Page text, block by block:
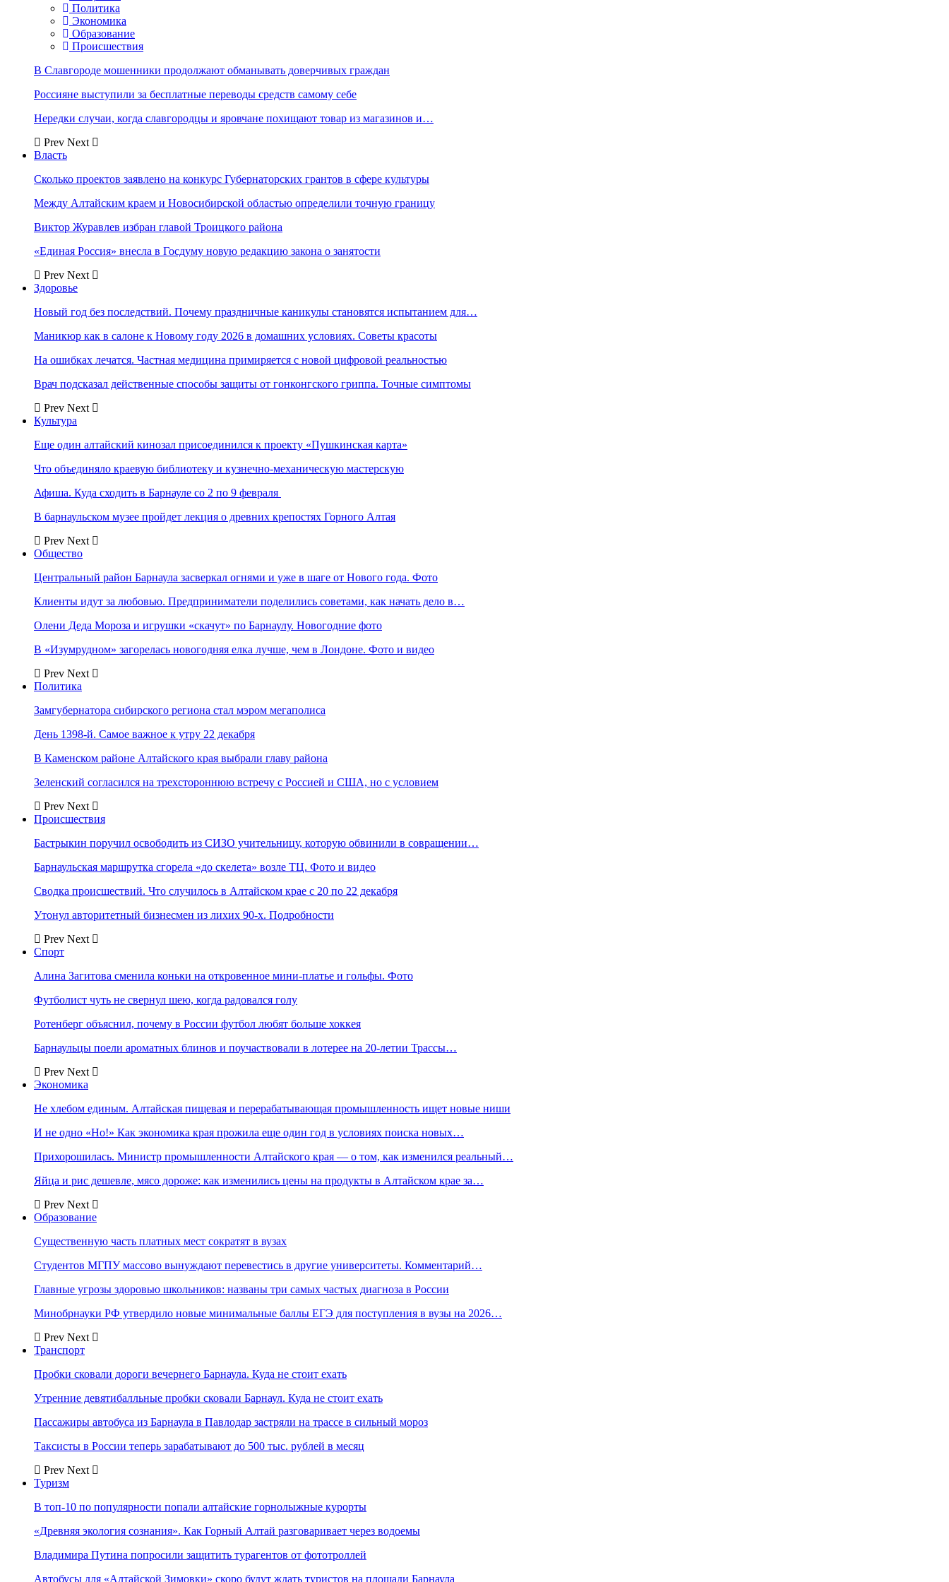
Политика
Экономика
Образование
Происшествия
В Славгороде мошенники продолжают обманывать доверчивых граждан
Россияне выступили за бесплатные переводы средств самому себе
Нередки случаи, когда славгородцы и яровчане похищают товар из магазинов и…
Prev Next
Власть
Сколько проектов заявлено на конкурс Губернаторских грантов в сфере культуры
Между Алтайским краем и Новосибирской областью определили точную границу
Виктор Журавлев избран главой Троицкого района
«Единая Россия» внесла в Госдуму новую редакцию закона о занятости
Prev Next
Здоровье
Новый год без последствий. Почему праздничные каникулы становятся испытанием для…
Маникюр как в салоне к Новому году 2026 в домашних условиях. Советы красоты
На ошибках лечатся. Частная медицина примиряется с новой цифровой реальностью
Врач подсказал действенные способы защиты от гонконгского гриппа. Точные симптомы
Prev Next
Культура
Еще один алтайский кинозал присоединился к проекту «Пушкинская карта»
Что объединяло краевую библиотеку и кузнечно-механическую мастерскую
Афиша. Куда сходить в Барнауле со 2 по 9 февраля
В барнаульском музее пройдет лекция о древних крепостях Горного Алтая
Prev Next
Общество
Центральный район Барнаула засверкал огнями и уже в шаге от Нового года. Фото
Клиенты идут за любовью. Предприниматели поделились советами, как начать дело в…
Олени Деда Мороза и игрушки «скачут» по Барнаулу. Новогодние фото
В «Изумрудном» загорелась новогодняя елка лучше, чем в Лондоне. Фото и видео
Prev Next
Политика
Замгубернатора сибирского региона стал мэром мегаполиса
День 1398-й. Самое важное к утру 22 декабря
В Каменском районе Алтайского края выбрали главу района
Зеленский согласился на трехстороннюю встречу с Россией и США, но с условием
Prev Next
Происшествия
Бастрыкин поручил освободить из СИЗО учительницу, которую обвинили в совращении…
Барнаульская маршрутка сгорела «до скелета» возле ТЦ. Фото и видео
Сводка происшествий. Что случилось в Алтайском крае с 20 по 22 декабря
Утонул авторитетный бизнесмен из лихих 90-х. Подробности
Prev Next
Спорт
Алина Загитова сменила коньки на откровенное мини-платье и гольфы. Фото
Футболист чуть не свернул шею, когда радовался голу
Ротенберг объяснил, почему в России футбол любят больше хоккея
Барнаульцы поели ароматных блинов и поучаствовали в лотерее на 20-летии Трассы…
Prev Next
Экономика
Не хлебом единым. Алтайская пищевая и перерабатывающая промышленность ищет новые ниши
И не одно «Но!» Как экономика края прожила еще один год в условиях поиска новых…
Прихорошилась. Министр промышленности Алтайского края — о том, как изменился реальный…
Яйца и рис дешевле, мясо дороже: как изменились цены на продукты в Алтайском крае за…
Prev Next
Образование
Существенную часть платных мест сократят в вузах
Студентов МГПУ массово вынуждают перевестись в другие университеты. Комментарий…
Главные угрозы здоровью школьников: названы три самых частых диагноза в России
Минобрнауки РФ утвердило новые минимальные баллы ЕГЭ для поступления в вузы на 2026…
Prev Next
Транспорт
Пробки сковали дороги вечернего Барнаула. Куда не стоит ехать
Утренние девятибалльные пробки сковали Барнаул. Куда не стоит ехать
Пассажиры автобуса из Барнаула в Павлодар застряли на трассе в сильный мороз
Таксисты в России теперь зарабатывают до 500 тыс. рублей в месяц
Prev Next
Туризм
В топ-10 по популярности попали алтайские горнолыжные курорты
«Древняя экология сознания». Как Горный Алтай разговаривает через водоемы
Владимира Путина попросили защитить турагентов от фототроллей
Автобусы для «Алтайской Зимовки» скоро будут ждать туристов на площади Барнаула